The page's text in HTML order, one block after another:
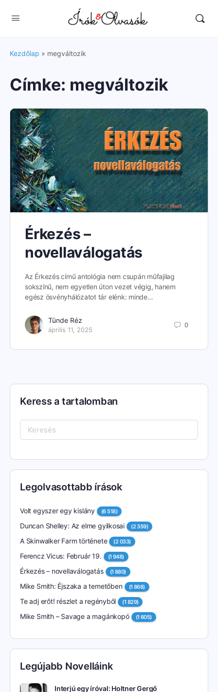
Kezdőlap » megváltozik
Címke: megváltozik
Érkezés –
novellaválogatás
Az Érkezés című antológia nem csupán műfajilag
sokszínű, nem egyetlen úton vezet végig, hanem
egész ösvényhálózatot tár elénk: minde…
Tünde Réz
április 11, 2025
0
Keress a tartalomban
Keresés:
Legolvasottabb írások
Volt egyszer egy kislány (6 518)
Duncan Shelley: Az elme gyilkosai (2 359)
A Skinwalker Farm története (2 033)
Ferencz Vicus: Február 19. (1 948)
Érkezés – novellaválogatás (1 880)
Mike Smith: Éjszaka a temetőben (1 868)
Te adj erőt! részlet a regényből (1 829)
Mike Smith – Savage a magánkopó (1 605)
Legújabb Novelláink
Interjú egy íróval: Holtner Gergő